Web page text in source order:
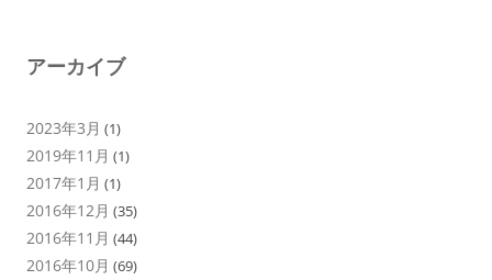
アーカイブ
2023年3月 (1)
2019年11月 (1)
2017年1月 (1)
2016年12月 (35)
2016年11月 (44)
2016年10月 (69)